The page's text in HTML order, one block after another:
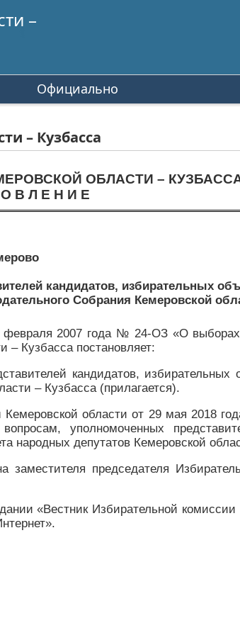
–
Официально
– Кузбасса
ОБЛАСТИ –
В Л Е Н И Е
кандидатов, избирательных
Собрания Кемеровской
2007 года № 24-ОЗ «О выборах
– Кузбасса постановляет:
кандидатов,
– Кузбасса (прилагается).
области от 29 мая 2018
уполномоченных
народных депутатов Кемеровской
председателя
«Вестник Избирательной